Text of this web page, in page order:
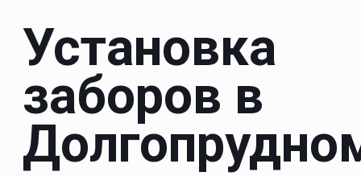
Установка
заборов в